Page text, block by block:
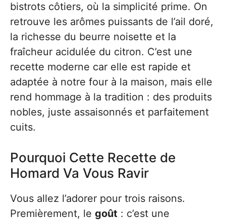
bistrots côtiers, où la simplicité prime. On
retrouve les arômes puissants de l’ail doré,
la richesse du beurre noisette et la
fraîcheur acidulée du citron. C’est une
recette moderne car elle est rapide et
adaptée à notre four à la maison, mais elle
rend hommage à la tradition : des produits
nobles, juste assaisonnés et parfaitement
cuits.
Pourquoi Cette Recette de
Homard Va Vous Ravir
Vous allez l’adorer pour trois raisons.
Premièrement, le goût : c’est une